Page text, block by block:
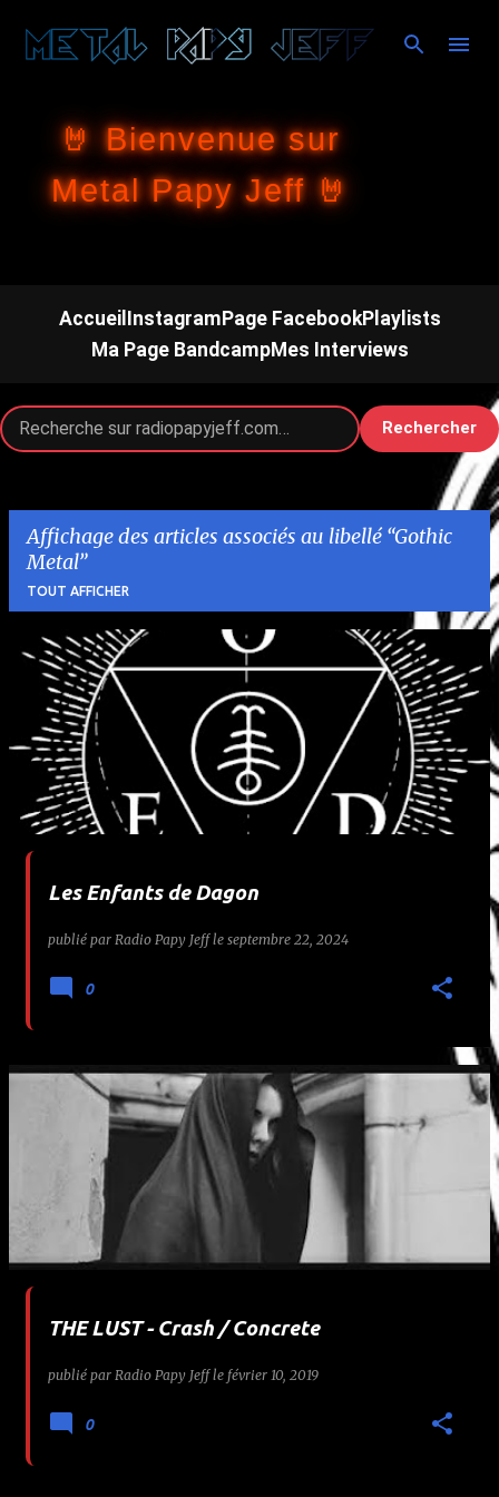
Accéder au contenu principal
🤘 Bienvenue sur
Metal Papy Jeff 🤘
Accueil InstagramPage FacebookPlaylists
Ma Page BandcampMes Interviews
Rechercher
Affichage des articles associés au libellé Gothic
Metal
TOUT AFFICHER
Les Enfants de Dagon
publié par Radio Papy Jeff le septembre 22, 2024
0
THE LUST - Crash / Concrete
publié par Radio Papy Jeff le février 10, 2019
0